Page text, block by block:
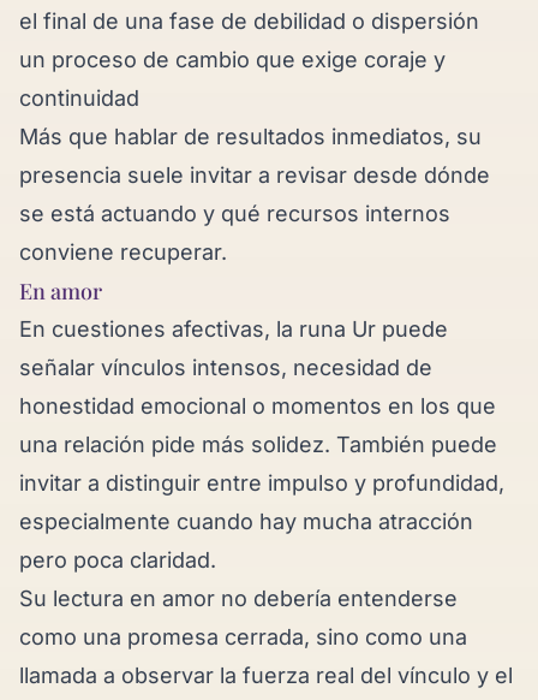
el final de una fase de debilidad o dispersión
un proceso de cambio que exige coraje y
continuidad
Más que hablar de resultados inmediatos, su
presencia suele invitar a revisar desde dónde
se está actuando y qué recursos internos
conviene recuperar.
En amor
En cuestiones afectivas, la runa Ur puede
señalar vínculos intensos, necesidad de
honestidad emocional o momentos en los que
una relación pide más solidez. También puede
invitar a distinguir entre impulso y profundidad,
especialmente cuando hay mucha atracción
pero poca claridad.
Su lectura en amor no debería entenderse
como una promesa cerrada, sino como una
llamada a observar la fuerza real del vínculo y el